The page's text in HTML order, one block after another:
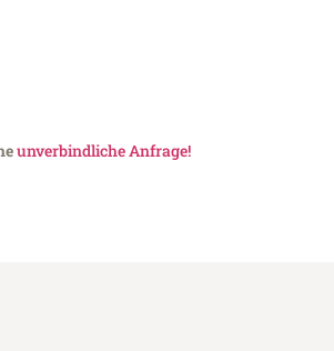
unverbindliche Anfrage!